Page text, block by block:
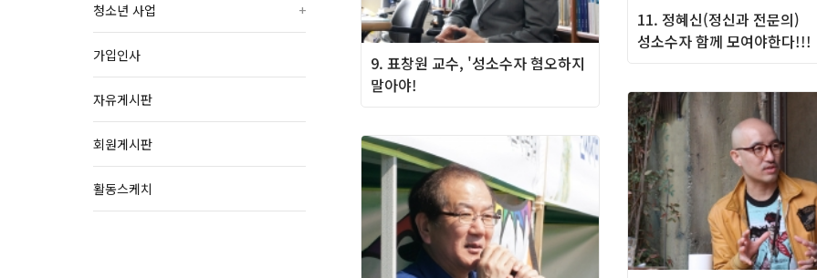
청소년 사업 +
가입인사
자유게시판
회원게시판
활동스케치
11. 정혜신(정신과 전문의)
성소수자 함께 모여야한다!!!
9. 표창원 교수, '성소수자 혐오하지
말아야!